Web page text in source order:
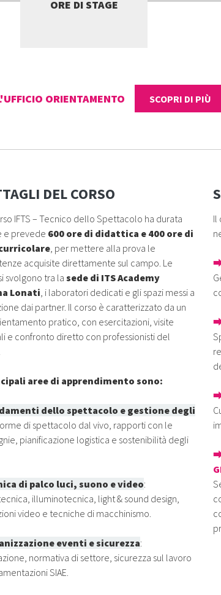
ORE DI STAGE
ORIENTAMENTO SCOPRI DI PIÙ
DEL CORSO
IFTS – Tecnico dello Spettacolo ha durata
e prevede 600 ore di didattica e 400 ore di
, per mettere alla prova le
acquisite direttamente sul campo. Le
svolgono tra lasede di ITS Academy
Lonati, i laboratori dedicati e gli spazi messi a
dai partner. Il corso è caratterizzato da un
pratico, con esercitazioni, visite
e confronto diretto con professionisti del
aree di apprendimento sono:
dello spettacolo e gestione degli
di spettacolo dal vivo, rapporti con le
pianificazione logistica e sostenibilità degli
di palco luci, suono e video:
illuminotecnica, light & sound design,
video e tecniche di macchinismo.
eventi e sicurezza:
normativa di settore, sicurezza sul lavoro
SIAE.
Il
⮕
⮕
⮕
⮕